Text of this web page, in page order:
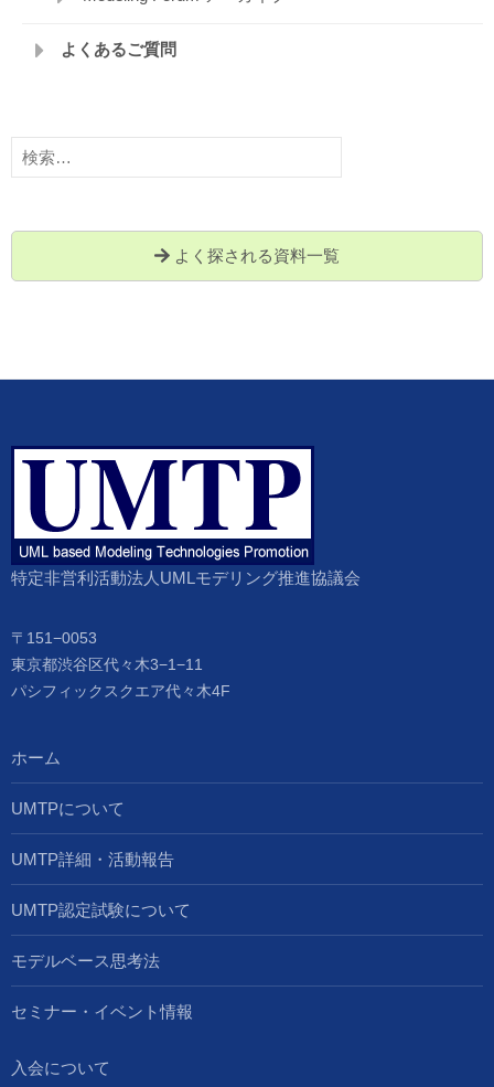
よくあるご質問
検
索:
よく探される資料一覧
特定非営利活動法人UMLモデリング推進協議会
〒151−0053
東京都渋谷区代々木3−1−11
パシフィックスクエア代々木4F
ホーム
UMTPについて
UMTP詳細・活動報告
UMTP認定試験について
モデルベース思考法
セミナー・イベント情報
入会について